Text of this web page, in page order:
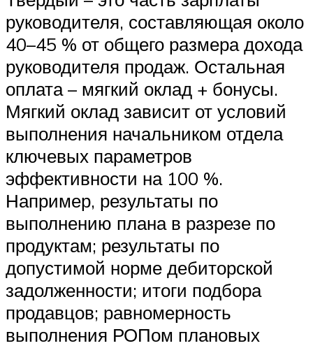
руководителя, составляющая около
40–45 % от общего размера дохода
руководителя продаж. Остальная
оплата – мягкий оклад + бонусы.
Мягкий оклад зависит от условий
выполнения начальником отдела
ключевых параметров
эффективности на 100 %.
Например, результаты по
выполнению плана в разрезе по
продуктам; результаты по
допустимой норме дебиторской
задолженности; итоги подбора
продавцов; равномерность
выполнения РОПом плановых